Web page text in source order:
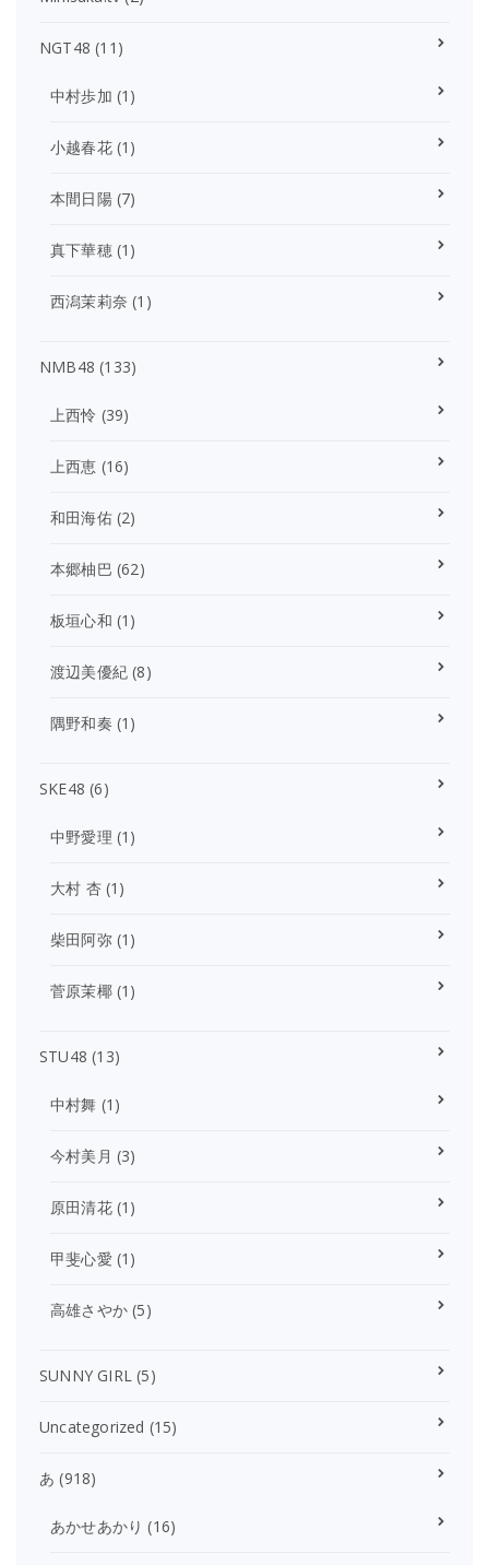
NGT48 (11)
中村歩加 (1)
小越春花(1)
本間日陽(7)
真下華穂(1)
西潟茉莉奈 (1)
NMB48 (133)
上西怜 (39)
上西恵 (16)
和田海佑(2)
本郷柚巴 (62)
板垣心和 (1)
渡辺美優紀 (8)
隅野和奏 (1)
SKE48 (6)
中野愛理 (1)
大村 杏(1)
柴田阿弥(1)
菅原茉椰(1)
STU48 (13)
中村舞 (1)
今村美月 (3)
原田清花(1)
甲斐心愛 (1)
高雄さやか (5)
SUNNY GIRL (5)
Uncategorized (15)
あ (918)
あかせあかり (16)